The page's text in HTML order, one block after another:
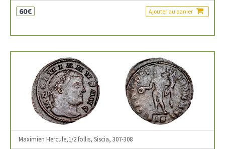
60€ Ajouter au panier
Maximien Hercule,1/2 follis, Siscia, 307-308